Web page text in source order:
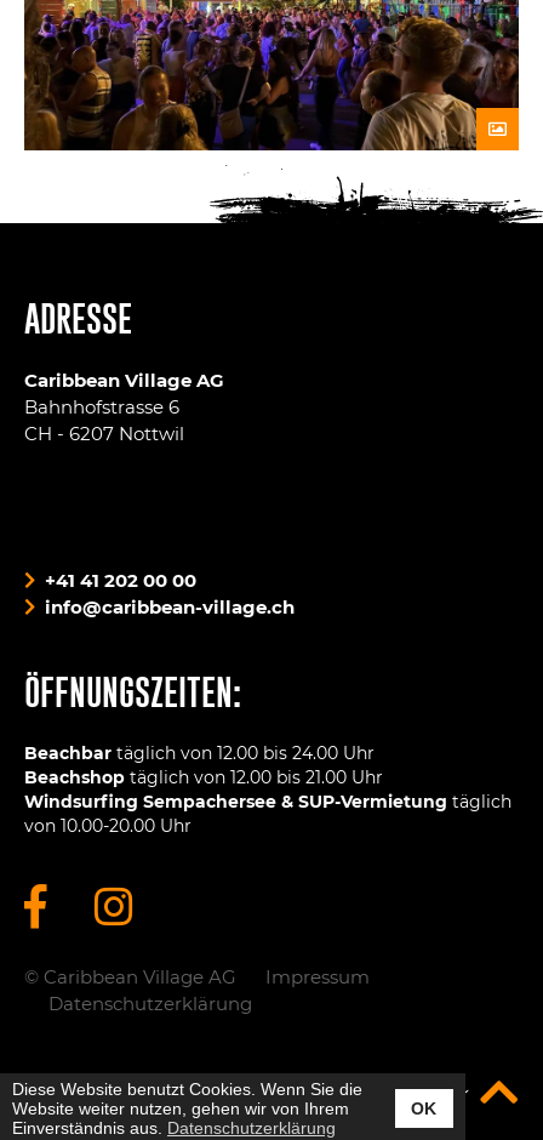
Diese Website benutzt Cookies. Wenn Sie die
Website weiter nutzen, gehen wir von Ihrem
Einverständnis aus. Datenschutzerklärung
OK
ADRESSE
Caribbean Village AG
Bahnhofstrasse 6
CH - 6207 Nottwil
+41 41 202 00 00
info@caribbean-village.ch
ÖFFNUNGSZEITEN:
Beachbar täglich von 12.00 bis 24.00 Uhr
Beachshop täglich von 12.00 bis 21.00 Uhr
Windsurfing Sempachersee & SUP-Vermietung täglich
von 10.00-20.00 Uhr
© Caribbean Village AG
Impressum
Datenschutzerklärung
Go to Top